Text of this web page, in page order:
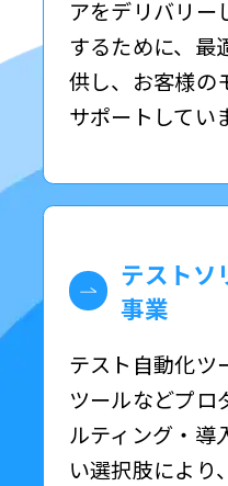
アをデリバリー
するために、最
供し、お客様の
サポートしてい
テストソ
事業
テスト自動化ツ
ツールなどプロ
ルティング・導
い選択肢により